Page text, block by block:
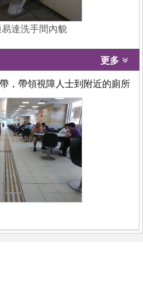
達洗手間內貌
更多
，帶領視障人士到附近的廁所